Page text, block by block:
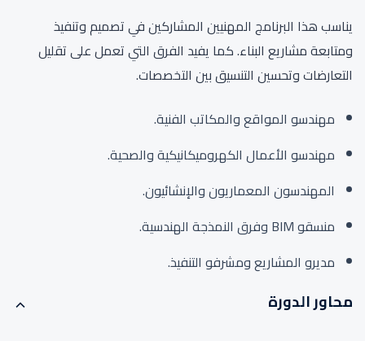
يناسب هذا البرنامج المهنيين المشاركين في تصميم وتنفيذ
ومتابعة مشاريع البناء. كما يفيد الفرق التي تعمل على تقليل
التعارضات وتحسين التنسيق بين التخصصات.
مهندسو المواقع والمكاتب الفنية.
مهندسو الأعمال الكهروميكانيكية والصحية.
المهندسون المعماريون والإنشائيون.
منسقو BIM وفرق النمذجة الهندسية.
مديرو المشاريع ومشرفو التنفيذ.
محاور الدورة